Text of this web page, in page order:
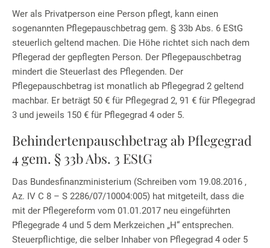
Wer als Privatperson eine Person pflegt, kann einen
sogenannten Pflegepauschbetrag gem. § 33b Abs. 6 EStG
steuerlich geltend machen. Die Höhe richtet sich nach dem
Pflegerad der gepflegten Person. Der Pflegepauschbetrag
mindert die Steuerlast des Pflegenden. Der
Pflegepauschbetrag ist monatlich ab Pflegegrad 2 geltend
machbar. Er beträgt 50 € für Pflegegrad 2, 91 € für Pflegegrad
3 und jeweils 150 € für Pflegegrad 4 oder 5.
Behindertenpauschbetrag ab Pflegegrad
4 gem. § 33b Abs. 3 EStG
Das Bundesfinanzministerium (Schreiben vom 19.08.2016 ,
Az. IV C 8 – S 2286/07/10004:005) hat mitgeteilt, dass die
mit der Pflegereform vom 01.01.2017 neu eingeführten
Pflegegrade 4 und 5 dem Merkzeichen „H“ entsprechen.
Steuerpflichtige, die selber Inhaber von Pflegegrad 4 oder 5